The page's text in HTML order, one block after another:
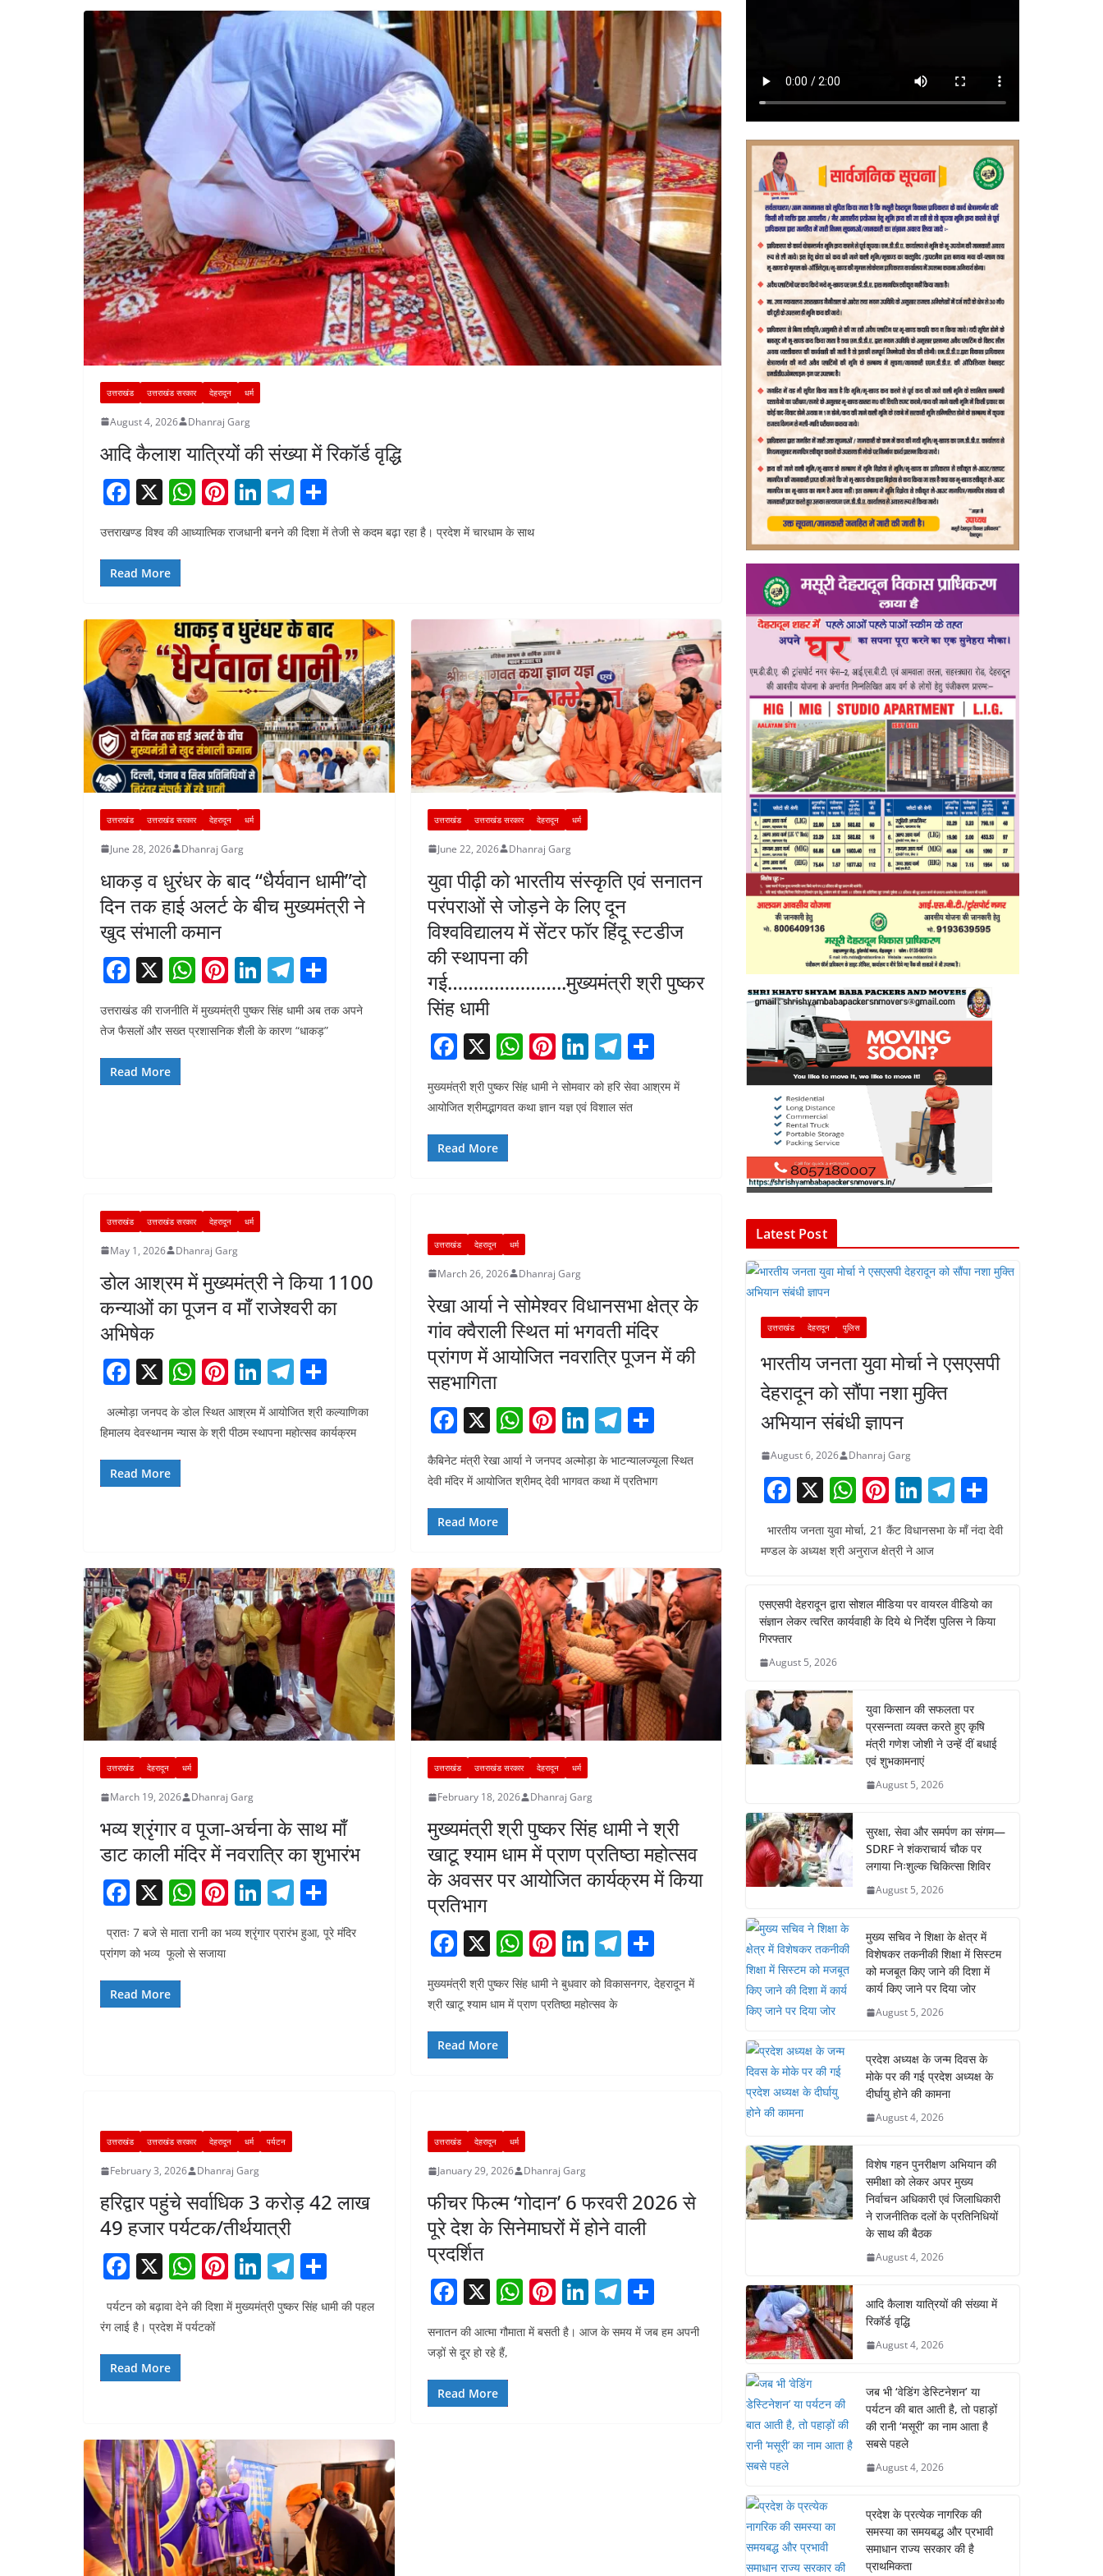
उत्तराखंड उत्तराखंड सरकार देहरादून धर्म
August 4, 2026 Dhanraj Garg
आदि कैलाश यात्रियों की संख्या में रिकॉर्ड वृद्धि
F
c
e
b
o
o
k
X W
h
at
p
p
Pi
er
Li
k
n
T
el
e
m
h
ar
उत्तराखण्ड विश्व की आध्यात्मिक राजधानी बनने की दिशा में तेजी से कदम बढ़ा रहा है। प्रदेश में चारधाम के साथ
Read More
उत्तराखंड उत्तराखंड सरकार देहरादून धर्म
June 28, 2026 Dhanraj Garg
धाकड़ व धुरंधर के बाद “धैर्यवान धामी”दो
दिन तक हाई अलर्ट के बीच मुख्यमंत्री ने
खुद संभाली कमान
F
a
c
b
X W
h
at
Pi
nt
er
Li
n
k
T
el
e ar
उत्तराखंड की राजनीति में मुख्यमंत्री पुष्कर सिंह धामी अब तक अपने
तेज फैसलों और सख्त प्रशासनिक शैली के कारण “धाकड़”
Read More
उत्तराखंड उत्तराखंड सरकार देहरादून धर्म
June 22, 2026 Dhanraj Garg
युवा पीढ़ी को भारतीय संस्कृति एवं सनातन
परंपराओं से जोड़ने के लिए दून
विश्वविद्यालय में सेंटर फॉर हिंदू स्टडीज
की स्थापना की
गई…………………..मुख्यमंत्री श्री पुष्कर
सिंह धामी
F
a
c
b
k
X W
h
at
Pi
nt
er
e
Li
n
k
T
el
e
S
ar
मुख्यमंत्री श्री पुष्कर सिंह धामी ने सोमवार को हरि सेवा आश्रम में
आयोजित श्रीमद्भागवत कथा ज्ञान यज्ञ एवं विशाल संत
Read More
उत्तराखंड उत्तराखंड सरकार देहरादून धर्म
May 1, 2026 Dhanraj Garg
डोल आश्रम में मुख्यमंत्री ने किया 1100
कन्याओं का पूजन व माँ राजेश्वरी का
अभिषेक
F
a
c
e
b
X W
h
at
Pi
nt
er
Li
n
k
T
el
e
gr
ar
अल्मोड़ा जनपद के डोल स्थित आश्रम में आयोजित श्री कल्याणिका
हिमालय देवस्थानम न्यास के श्री पीठम स्थापना महोत्सव कार्यक्रम
Read More
उत्तराखंड देहरादून धर्म
March 26, 2026 Dhanraj Garg
रेखा आर्या ने सोमेश्वर विधानसभा क्षेत्र के
गांव क्वैराली स्थित मां भगवती मंदिर
प्रांगण में आयोजित नवरात्रि पूजन में की
सहभागिता
F
a
c
e
b
o
k
X W
h
at
s
p
Pi
nt
er
Li
n
k
T
el
e
gr
S
ar
कैबिनेट मंत्री रेखा आर्या ने जनपद अल्मोड़ा के भाटन्यालज्यूला स्थित
देवी मंदिर में आयोजित श्रीमद् देवी भागवत कथा में प्रतिभाग
Read More
उत्तराखंड देहरादून धर्म
March 19, 2026 Dhanraj Garg
भव्य श्रृंगार व पूजा-अर्चना के साथ माँ
डाट काली मंदिर में नवरात्रि का शुभारंभ
F
c
e
b
X W
h
at
Pi
er
Li
k
T
e
h
ar
प्रातः 7 बजे से माता रानी का भव्य श्रृंगार प्रारंभ हुआ, पूरे मंदिर
प्रांगण को भव्य फूलो से सजाया
Read More
उत्तराखंड उत्तराखंड सरकार देहरादून धर्म
February 18, 2026 Dhanraj Garg
मुख्यमंत्री श्री पुष्कर सिंह धामी ने श्री
खाटू श्याम धाम में प्राण प्रतिष्ठा महोत्सव
के अवसर पर आयोजित कार्यक्रम में किया
प्रतिभाग
F
a
c
e
b
k
X W
h
at
s
Pi
nt
er
Li
n
k
T
e
S
h
ar
मुख्यमंत्री श्री पुष्कर सिंह धामी ने बुधवार को विकासनगर, देहरादून में
श्री खाटू श्याम धाम में प्राण प्रतिष्ठा महोत्सव के
Read More
उत्तराखंड उत्तराखंड सरकार देहरादून धर्म पर्यटन
February 3, 2026 Dhanraj Garg
हरिद्वार पहुंचे सर्वाधिक 3 करोड़ 42 लाख
49 हजार पर्यटक/तीर्थयात्री
F
a
c
e
b
k
X W
h
at
Pi
nt
er
Li
n
k
T
el
e
h
ar
पर्यटन को बढ़ावा देने की दिशा में मुख्यमंत्री पुष्कर सिंह धामी की पहल
रंग लाई है। प्रदेश में पर्यटकों
Read More
उत्तराखंड देहरादून धर्म
January 29, 2026 Dhanraj Garg
फीचर फिल्म ‘गोदान’ 6 फरवरी 2026 से
पूरे देश के सिनेमाघरों में होने वाली
प्रदर्शित
F
a
c
e
b
X W
h
at
Pi
nt
er
Li
n
k
T
el
e
S
ar
सनातन की आत्मा गौमाता में बसती है। आज के समय में जब हम अपनी
जड़ों से दूर हो रहे हैं,
Read More
Latest Post
उत्तराखंड देहरादून पुलिस
भारतीय जनता युवा मोर्चा ने एसएसपी
देहरादून को सौंपा नशा मुक्ति
अभियान संबंधी ज्ञापन
August 6, 2026 Dhanraj Garg
F
c
b
o
o
k
X W
h
at
s
A
p
Pi
nt
er
e
st
Li
k
dI
n
T
el
e
a
m
h
ar
भारतीय जनता युवा मोर्चा, 21 कैंट विधानसभा के माँ नंदा देवी
मण्डल के अध्यक्ष श्री अनुराज क्षेत्री ने आज
एसएसपी देहरादून द्वारा सोशल मीडिया पर वायरल वीडियो का
संज्ञान लेकर त्वरित कार्यवाही के दिये थे निर्देश पुलिस ने किया
गिरफ्तार
August 5, 2026
युवा किसान की सफलता पर
प्रसन्नता व्यक्त करते हुए कृषि
मंत्री गणेश जोशी ने उन्हें दीं बधाई
एवं शुभकामनाएं
August 5, 2026
सुरक्षा, सेवा और समर्पण का संगम—
SDRF ने शंकराचार्य चौक पर
लगाया निःशुल्क चिकित्सा शिविर
August 5, 2026
मुख्य सचिव ने शिक्षा के क्षेत्र में
विशेषकर तकनीकी शिक्षा में सिस्टम
को मजबूत किए जाने की दिशा में
कार्य किए जाने पर दिया जोर
August 5, 2026
प्रदेश अध्यक्ष के जन्म दिवस के
मोके पर की गई प्रदेश अध्यक्ष के
दीर्घायु होने की कामना
August 4, 2026
विशेष गहन पुनरीक्षण अभियान की
समीक्षा को लेकर अपर मुख्य
निर्वाचन अधिकारी एवं जिलाधिकारी
ने राजनीतिक दलों के प्रतिनिधियों
के साथ की बैठक
August 4, 2026
आदि कैलाश यात्रियों की संख्या में
रिकॉर्ड वृद्धि
August 4, 2026
जब भी ‘वेडिंग डेस्टिनेशन’ या
पर्यटन की बात आती है, तो पहाड़ों
की रानी ‘मसूरी’ का नाम आता है
सबसे पहले
August 4, 2026
प्रदेश के प्रत्येक नागरिक की
समस्या का समयबद्ध और प्रभावी
समाधान राज्य सरकार की है
प्राथमिकता